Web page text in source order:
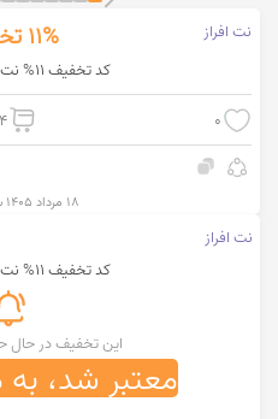
نت افراز 11%
کد تخفیف 11% نت افراز ثبت دامنه
0
۱۸ مرداد ۱۴۰۵ ساعت ۱۷:۱۶
نت افراز
کد تخفیف 11% نت افراز ثبت دامنه
این تخفیف در حال
معتبر شد، به